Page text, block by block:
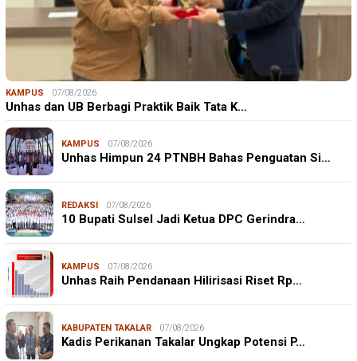
KAMPUS 07/08/2026
Unhas dan UB Berbagi Praktik Baik Tata K…
KAMPUS 07/08/2026
Unhas Himpun 24 PTNBH Bahas Penguatan Si…
REDAKSI 07/08/2026
10 Bupati Sulsel Jadi Ketua DPC Gerindra…
KAMPUS 07/08/2026
Unhas Raih Pendanaan Hilirisasi Riset Rp…
KABUPATEN TAKALAR 07/08/2026
Kadis Perikanan Takalar Ungkap Potensi P…